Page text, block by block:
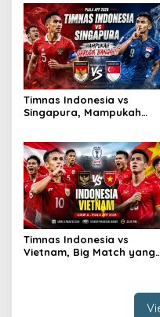
Timnas Indonesia vs
Singapura, Mampukah
Timnas Indonesia vs
Vietnam, Big Match yang